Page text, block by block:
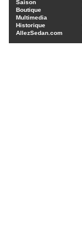
Saison
Boutique
Multimedia
Historique
AllezSedan.com